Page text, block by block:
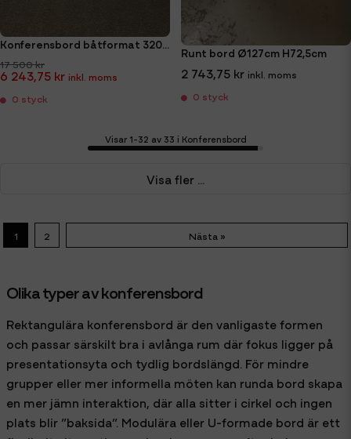
Konferensbord båtformat 320x120cm
17 500 kr
6 243,75 kr
0 styck
Runt bord Ø127cm H72,5cm
2 743,75 kr
0 styck
Visar 1-32 av 33 i Konferensbord
Visa fler ...
1 2 Nästa »
Olika typer av konferensbord
Rektangulära konferensbord är den vanligaste formen
och passar särskilt bra i avlånga rum där fokus ligger på
presentationsyta och tydlig bordslängd. För mindre
grupper eller mer informella möten kan runda bord skapa
en mer jämn interaktion, där alla sitter i cirkel och ingen
plats blir ”baksida”. Modulära eller U-formade bord är ett